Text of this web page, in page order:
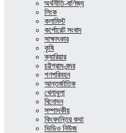
অর্থনীতি-বাণিজ্য
লিংক
কলামিস্ট
কর্পোরেট সংবাদ
সাক্ষাৎকার
কৃষি
ক্যারিয়ার
চট্টগ্রাম-বন্দর
গণপরিবহন
আন্তর্জাতিক
খেলাধুলা
বিনোদন
সম্পাদকীয়
কিংবদন্তির কথা
ভিডিও নিউজ